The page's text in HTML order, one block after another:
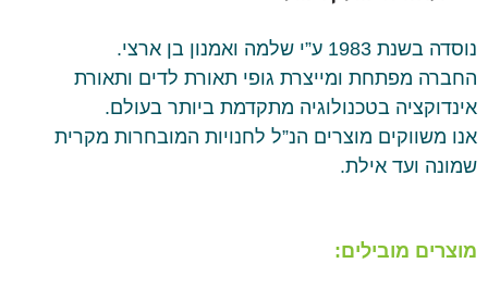
נוסדה בשנת 1983 ע”י שלמה ואמנון בן ארצי.
החברה מפתחת ומייצרת גופי תאורת לדים ותאורת
אינדוקציה בטכנולוגיה מתקדמת ביותר בעולם.
אנו משווקים מוצרים הנ”ל לחנויות המובחרות מקרית
שמונה ועד אילת.
מוצרים מובילים: